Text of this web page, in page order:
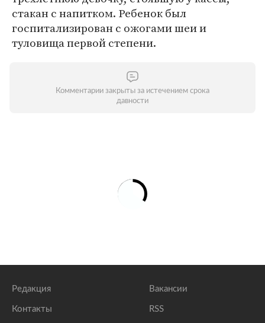
стакан с напитком. Ребенок был
госпитализирован с ожогами шеи и
туловища первой степени.
Комментарии закрыты за истечением срока
давности
Редакция
Контакты
Вакансии
RSS